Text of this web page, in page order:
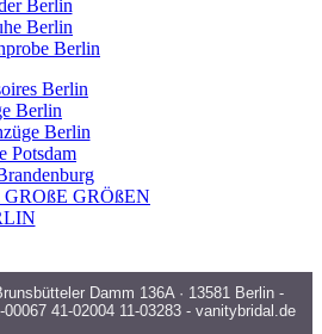
Berlin
Berlin
Berlin
Berlin
Berlin
Berlin
Potsdam
GRÖ­ßEN
Damm 136A · 13581 Berlin -
41-02004 11-03283 - vanitybridal.de